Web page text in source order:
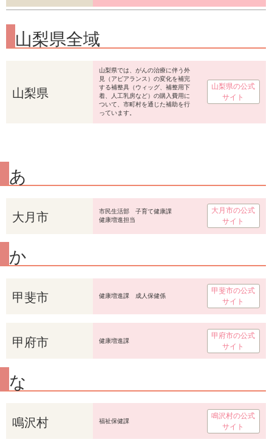
山梨県全域
山梨県
山梨県では、がんの治療に伴う外
見（アピアランス）の変化を補完
する補整具（ウィッグ、補整用下
着、人工乳房など）の購入費用に
ついて、市町村を通じた補助を行
っています。
山梨県の公式
サイト
あ
大月市
市民生活部 子育て健康課
健康増進担当
大月市の公式
サイト
か
甲斐市 健康増進課 成人保健係
甲斐市の公式
サイト
甲府市 健康増進課
甲府市の公式
サイト
な
鳴沢村 福祉保健課
鳴沢村の公式
サイト